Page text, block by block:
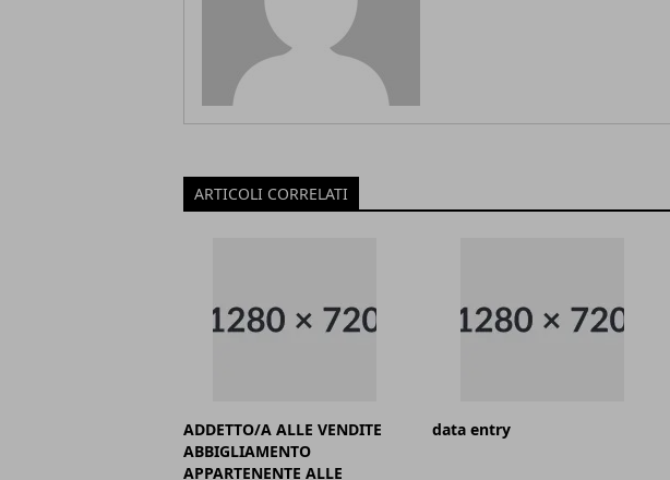
ARTICOLI CORRELATI
ADDETTO/A ALLE VENDITE
ABBIGLIAMENTO
APPARTENENTE ALLE
data entry